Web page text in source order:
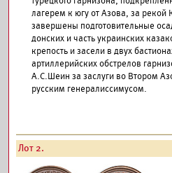
лагерем к югу от Азова, за рекой
завершены подготовительные
донских и часть украинских
крепость и засели в двух
артиллерийских обстрелов
А.С.Шеин за заслуги во Втором
русским генералиссимусом.
Лот 2.